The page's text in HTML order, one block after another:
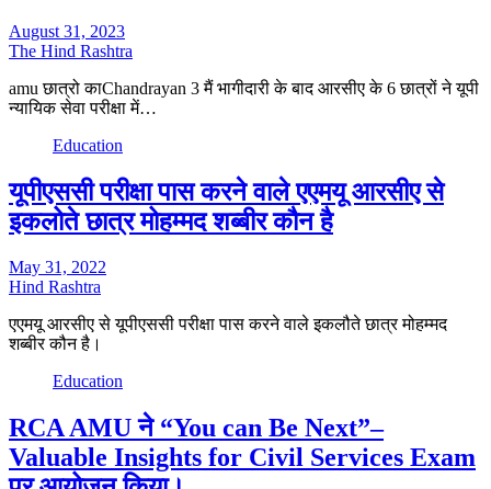
August 31, 2023
The Hind Rashtra
amu छात्रो काChandrayan 3 मैं भागीदारी के बाद आरसीए के 6 छात्रों ने यूपी
न्यायिक सेवा परीक्षा में…
Education
यूपीएससी परीक्षा पास करने वाले एएमयू आरसीए से
इकलोते छात्र मोहम्मद शब्बीर कौन है
May 31, 2022
Hind Rashtra
एएमयू आरसीए से यूपीएससी परीक्षा पास करने वाले इकलौते छात्र मोहम्मद
शब्बीर कौन है।
Education
RCA AMU ने “You can Be Next”–
Valuable Insights for Civil Services Exam